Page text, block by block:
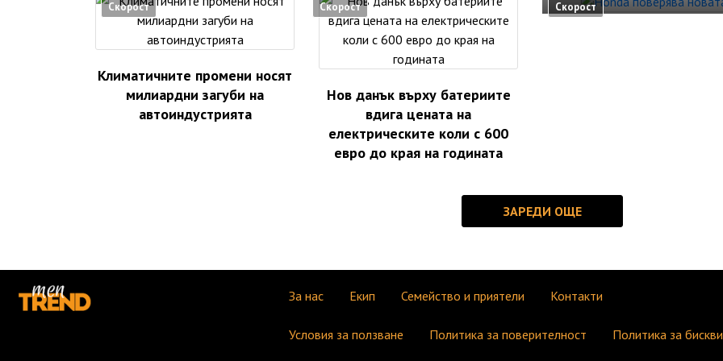
Скорост
Климатичните промени носят
милиардни загуби на
автоиндустрията
Скорост
Нов данък върху батериите
вдига цената на
електрическите коли с 600
евро до края на годината
Скорост
За нас Екип Семейство и приятели Контакти
Условия за ползване Политика за поверителност Политика за